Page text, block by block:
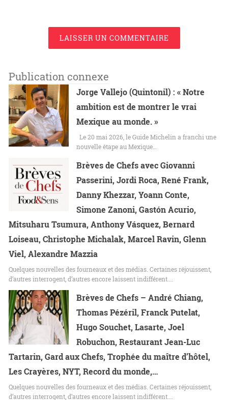
LAISSER UN COMMENTAIRE
Publication connexe
Jorge Vallejo (Quintonil) : « Notre
ambition est de montrer le vrai
Mexique au monde. »
Le 20 mai 2026, le Guide Michelin a franchi une
nouvelle étape au Mexique…
Brèves de Chefs avec Giovanni
Passerini, Jordi Roca, René Frank,
Danny Khezzar, Yoann Conte,
Simone Zanoni, Gastón Acurio,
Mitsuharu Tsumura, Anthony Vásquez, Bernard
Loiseau, Christophe Michalak, Marcel Ravin, Glenn
Viel, Alexandre Mazzia
Quelques nouvelles des fourneaux et des médias. Certaines réjouissent,
d’autres interrogent, d’autres encore laissent indifférent.…
Brèves de Chefs – André Chiang,
Thomas Pézéril, Franck Putelat,
Hugo Souchet, Lasarte, Joel
Robuchon, Restaurant Jean-Luc
Tartarin, Gard aux Chefs, Trophée du maître d’hôtel,
Les Crayères, NYT, Record du monde,…
Quelques nouvelles des fourneaux et des médias. Certaines réjouissent,
d’autres interrogent, d’autres encore laissent indifférent.…